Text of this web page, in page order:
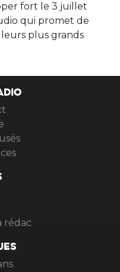
fort le 3 juillet
qui promet de
plus grands
rédac